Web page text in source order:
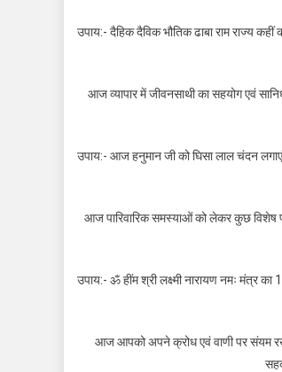
उपाय:- दैहिक दैविक भौतिक ढाबा राम राज्य कहीं
आज व्यापार में जीवनसाथी का सहयोग एवं
उपाय:- आज हनुमान जी को घिसा लाल चंदन
आज पारिवारिक समस्याओं को लेकर कुछ विशेष
उपाय:- ॐ हींम श्री लक्ष्मी नारायण नमः मंत्र का
आज आपको अपने क्रोध एवं वाणी पर संयम